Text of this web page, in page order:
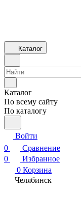
Каталог
Каталог
По всему сайту
По каталогу
Войти
0
Сравнение
0
Избранное
0 Корзина
Челябинск